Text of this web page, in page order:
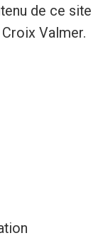
de ce site
Valmer.